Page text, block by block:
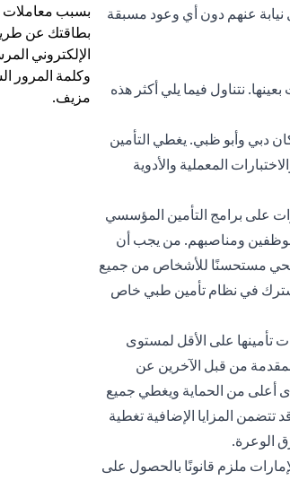
نيابة عنهم دون أي وعود مسبقة
نتناول فيما يلي أكثر هذه
دبي وأبو ظبي. يغطي التأمين
المعملية والأدوية
على برامج التأمين المؤسسي
ومناصبهم. من يجب أن
الصحي مستحسنًا للأشخاص من جميع
في نظام تأمين طبي خاص
تأمينها على الأقل لمستوى
من قبل الآخرين عن
أعلى من الحماية ويغطي جميع
المزايا الإضافية تغطية
الوعرة.
ملزم قانونًا بالحصول على
بسبب معاملات
بطاقتك عن
الإلكتروني
وكلمة المرور
مزيف.